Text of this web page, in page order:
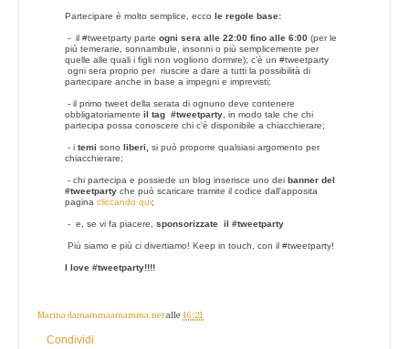
Partecipare è molto semplice, ecco le regole base:
- il #tweetparty parte ogni sera alle 22:00 fino alle 6:00 (per le
più temerarie, sonnambule, insonni o più semplicemente per
quelle alle quali i figli non vogliono dormire); c’è un #tweetparty
ogni sera proprio per riuscire a dare a tutti la possibilità di
partecipare anche in base a impegni e imprevisti;
- il primo tweet della serata di ognuno deve contenere
obbligatoriamente il tag #tweetparty , in modo tale che chi
partecipa possa conoscere chi c'è disponibile a chiacchierare;
- i temi sono liberi,
si può proporre qualsiasi argomento per
chiacchierare;
- chi partecipa e possiede un blog inserisce uno dei banner del
#tweetparty che può scaricare tramite il codice dall'apposita
pagina cliccando qui;
- e, se vi fa piacere, sponsorizzate il #tweetparty
Più siamo e più ci divertiamo! Keep in touch, con il #tweetparty!
I love #tweetparty!!!!
Marina damammaamamma.net alle 16:21
Condividi